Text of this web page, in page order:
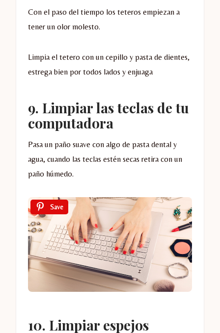
Con el paso del tiempo los teteros empiezan a
tener un olor molesto.
Limpia el tetero con un cepillo y pasta de dientes,
estrega bien por todos lados y enjuaga
9. Limpiar las teclas de tu
computadora
Pasa un paño suave con algo de pasta dental y
agua, cuando las teclas estén secas retira con un
paño húmedo.
Save
10. Limpiar espejos